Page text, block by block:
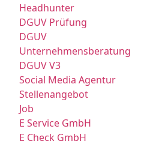
Headhunter
DGUV Prüfung
DGUV
Unternehmensberatung
DGUV V3
Social Media Agentur
Stellenangebot
Job
E Service GmbH
E Check GmbH